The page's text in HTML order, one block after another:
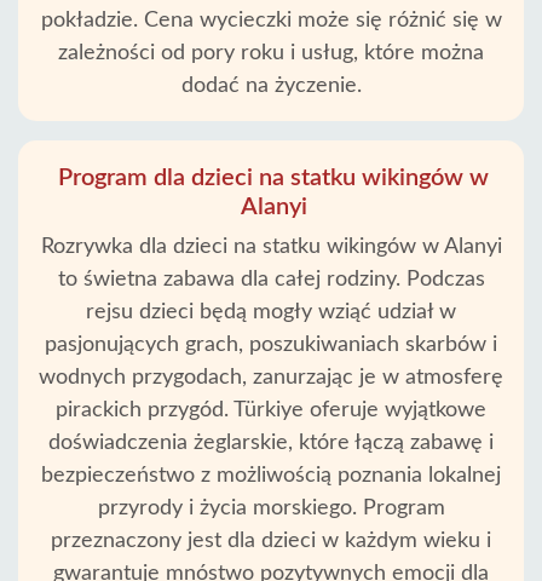
pokładzie. Cena wycieczki może się różnić się w
zależności od pory roku i usług, które można
dodać na życzenie.
Program dla dzieci na statku wikingów w
Alanyi
Rozrywka dla dzieci na statku wikingów w Alanyi
to świetna zabawa dla całej rodziny. Podczas
rejsu dzieci będą mogły wziąć udział w
pasjonujących grach, poszukiwaniach skarbów i
wodnych przygodach, zanurzając je w atmosferę
pirackich przygód. Türkiye oferuje wyjątkowe
doświadczenia żeglarskie, które łączą zabawę i
bezpieczeństwo z możliwością poznania lokalnej
przyrody i życia morskiego. Program
przeznaczony jest dla dzieci w każdym wieku i
gwarantuje mnóstwo pozytywnych emocji dla